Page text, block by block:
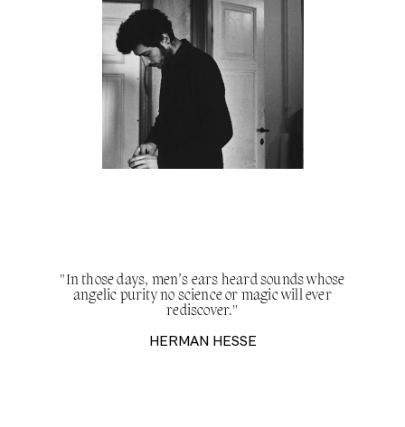
"In those days, men’s ears heard sounds whose
angelic purity no science or magic will ever
rediscover."
HERMAN HESSE